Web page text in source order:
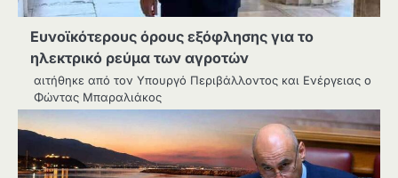
Ευνοϊκότερους όρους εξόφλησης για το
ηλεκτρικό ρεύμα των αγροτών
αιτήθηκε από τον Υπουργό Περιβάλλοντος και Ενέργειας ο
Φώντας Μπαραλιάκος